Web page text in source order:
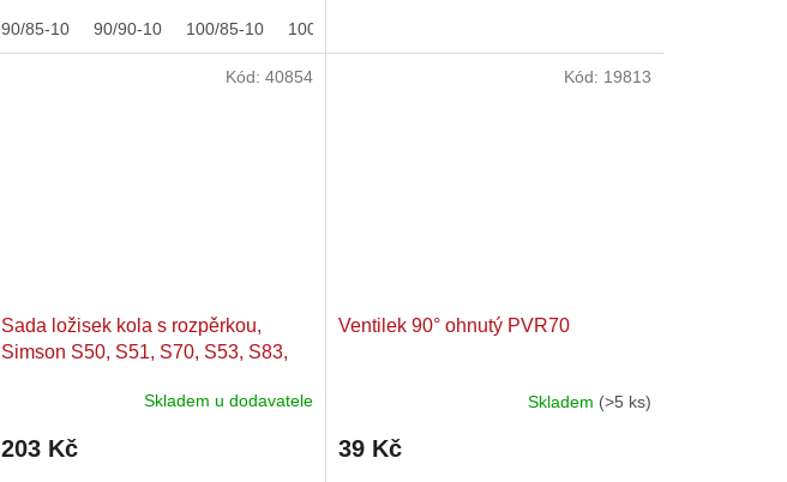
90/85-10
90/90-10 100/85-10 100/90-12
Sada ložisek kola s rozpěrkou,
Simson S50, S51, S70, S53, S83,
2, SR4-3, SR4-4, Schwalbe,
Skladem u dodavatele
203 Kč
Kód: 40854
Ventilek 90° ohnutý PVR70
produktu
Skladem (>5 ks)
39 Kč
Kód: 19813